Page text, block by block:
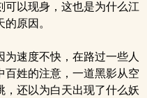
可以现身，这也是为什么江
原因。
速度不快，在路过一些人
百姓的注意，一道黑影从空
，还以为白天出现了什么妖